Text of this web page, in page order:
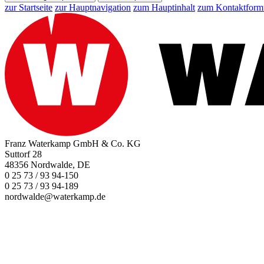
zur Startseite zur Hauptnavigation zum Hauptinhalt zum
Franz Waterkamp GmbH & Co. KG
Suttorf 28
48356 Nordwalde, DE
0 25 73 / 93 94-150
0 25 73 / 93 94-189
nordwalde@waterkamp.de